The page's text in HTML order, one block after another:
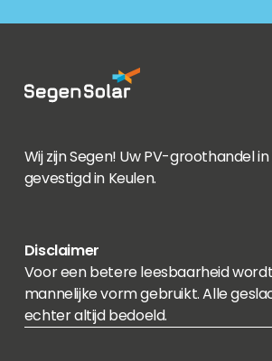
Wij zijn Segen! Uw PV-groothandel
gevestigd in Keulen.
Disclaimer
Voor een betere leesbaarheid
mannelijke vorm gebruikt. Alle
echter altijd bedoeld.